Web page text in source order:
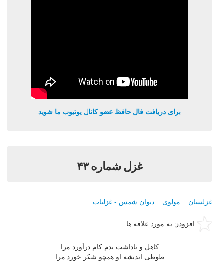
برای دریافت فال حافظ عضو کانال یوتیوب ما شوید
غزل شماره ۴۳
غزلستان :: مولوی :: دیوان شمس - غزلیات
افزودن به مورد علاقه ها
كاهل و ناداشت بدم كام درآورد مرا
طوطی اندیشه او همچو شكر خورد مرا